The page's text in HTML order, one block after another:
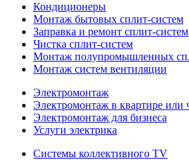
Кондиционеры
Монтаж бытовых сплит-систем
Заправка и ремонт сплит-систем
Чистка сплит-систем
Монтаж полупромышленных
Монтаж систем вентиляции
Электромонтаж
Электромонтаж в квартире или
Электромонтаж для бизнеса
Услуги электрика
Системы коллективного TV